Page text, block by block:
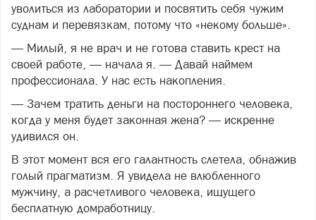
уволиться из лаборатории и посвятить себя чужим
суднам и перевязкам, потому что «некому больше».
— Милый, я не врач и не готова ставить крест на
своей работе, — начала я. — Давай наймем
профессионала. У нас есть накопления.
— Зачем тратить деньги на постороннего человека,
когда у меня будет законная жена? — искренне
удивился он.
В этот момент вся его галантность слетела, обнажив
голый прагматизм. Я увидела не влюбленного
мужчину, а расчетливого человека, ищущего
бесплатную домработницу.